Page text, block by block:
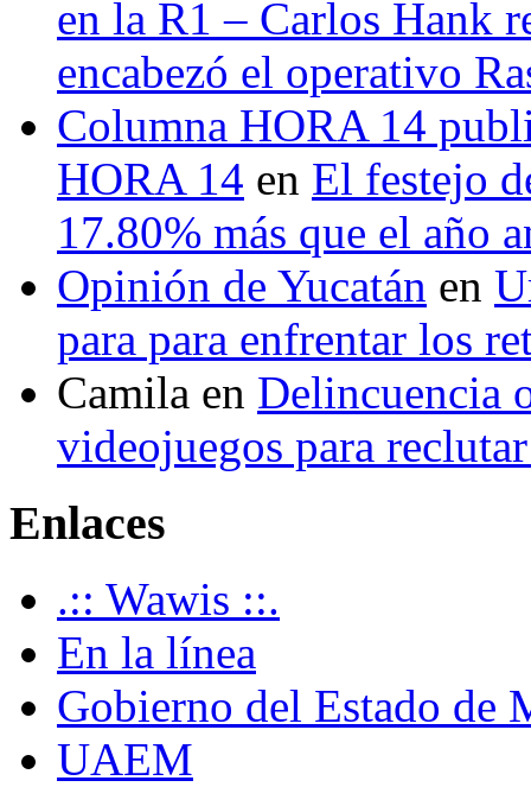
en la R1 – Carlos Hank
encabezó el operativo
Columna HORA 14
HORA 14 en El festejo
17.80% más que el año
Opinión de Yucatán en
para para enfrentar los
Camila en Delincuencia
videojuegos para
Enlaces
.:: Wawis ::.
En la línea
Gobierno del Estado de
UAEM